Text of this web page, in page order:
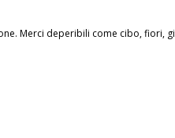
Merci deperibili come cibo,